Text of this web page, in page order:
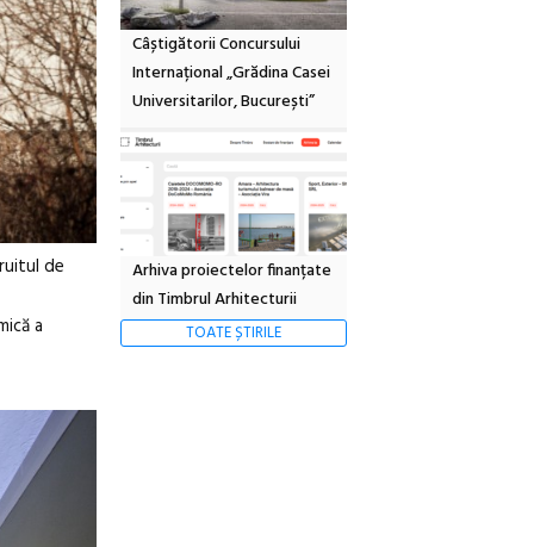
de
a
Câștigătorii Concursului
Internațional „Grădina Casei
Universitarilor, București”
Arhiva proiectelor finanțate
din Timbrul Arhitecturii
TOATE ȘTIRILE